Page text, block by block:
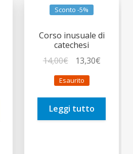
Sconto -5%
Corso inusuale di
catechesi
14,00€
prezzo
originale
era:
14,00€.
13,30€Il
è:
Esaurito
Leggi tutto